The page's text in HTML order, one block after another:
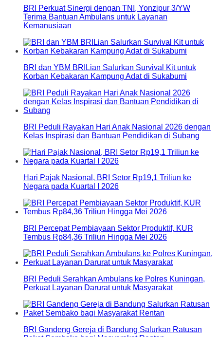
BRI Perkuat Sinergi dengan TNI, Yonzipur 3/YW
Terima Bantuan Ambulans untuk Layanan
Kemanusiaan
BRI dan YBM BRILian Salurkan Survival Kit untuk
Korban Kebakaran Kampung Adat di Sukabumi
BRI Peduli Rayakan Hari Anak Nasional 2026 dengan
Kelas Inspirasi dan Bantuan Pendidikan di Subang
Hari Pajak Nasional, BRI Setor Rp19,1 Triliun ke
Negara pada Kuartal I 2026
BRI Percepat Pembiayaan Sektor Produktif, KUR
Tembus Rp84,36 Triliun Hingga Mei 2026
BRI Peduli Serahkan Ambulans ke Polres Kuningan,
Perkuat Layanan Darurat untuk Masyarakat
BRI Gandeng Gereja di Bandung Salurkan Ratusan